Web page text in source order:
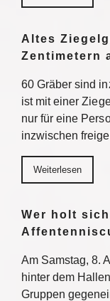
Altes
Zentimetern
60 Gräber sind
ist mit einer
nur für eine
inzwischen
Weiterlesen
Wer holt
Am Samstag, 8.
hinter dem
Gruppen